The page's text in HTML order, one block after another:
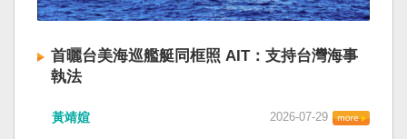
首曬台美海巡艦艇同框照 AIT：支持台灣海事
執法
黃靖媗 2026-07-29